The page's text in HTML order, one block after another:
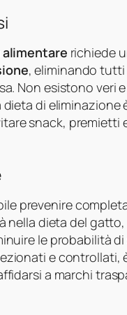
richiede
, eliminando
Non esistono veri
di
snack,
prevenire
nella dieta del
le probabilità
e controllati,
a marchi